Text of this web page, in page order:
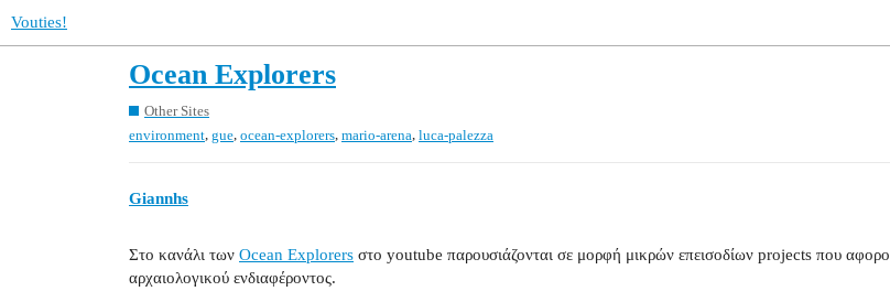
Vouties!
Ocean Explorers
Other Sites
environment gue ocean-explorers mario-arena luca-palezza
Giannhs
Στο κανάλι των Ocean Explorers στο youtube παρουσιάζονται σε μορφή μικρών επεισοδίων projects που
αρχαιολογικού ενδιαφέροντος.